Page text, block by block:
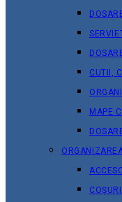
CUTII,
MAPE